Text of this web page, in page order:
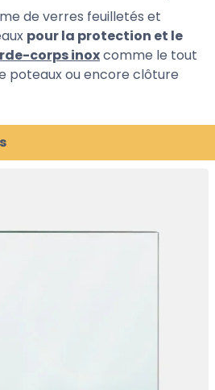
de verres feuilletés et
pour la protection et le
corps inoxcomme le tout
poteaux ou encore clôture